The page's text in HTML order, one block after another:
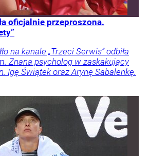
oficjalnie przeproszona.
na kanale „Trzeci Serwis” odbiła
Znana psycholog w zaskakujący
Igę Świątek oraz Arynę Sabalenkę.